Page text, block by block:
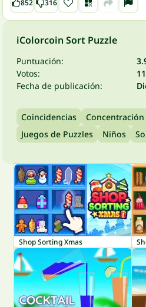
852 316
iColorcoin Sort Puzzle
Puntuación:
Votos:
Fecha de publicación:
Coincidencias Concentración
Juegos de Puzzles
Niños
Shop Sorting Xmas